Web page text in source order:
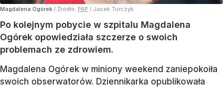
Magdalena Ogórek / Źródło: PAP / Jacek Turczyk
Po kolejnym pobycie w szpitalu Magdalena
Ogórek opowiedziała szczerze o swoich
problemach ze zdrowiem.
Magdalena Ogórek w miniony weekend zaniepokoiła
swoich obserwatorów. Dziennikarka opublikowała